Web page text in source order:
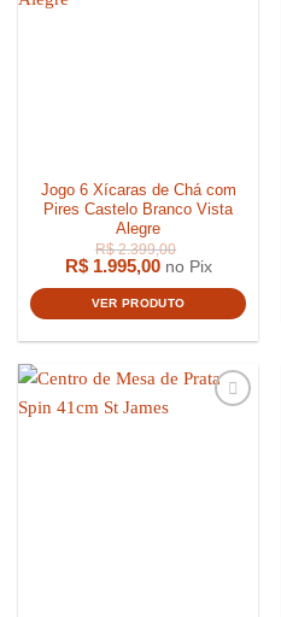
Jogo 6 Xícaras de Chá com
Pires Castelo Branco Vista
Alegre
R$1.995,00 no Pix
VER PRODUTO